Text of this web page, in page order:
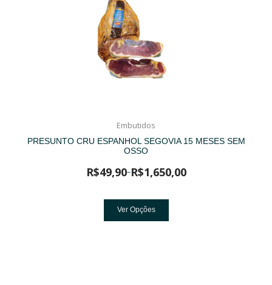
Embutidos
PRESUNTO CRU ESPANHOL SEGOVIA 15 MESES SEM
OSSO
R$49,90–R$1,650,00
Ver Opções